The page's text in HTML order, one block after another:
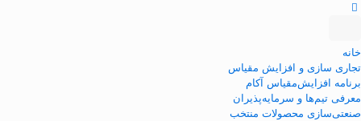
خانه
تجاری سازی و افزایش مقیاس
برنامه افزایش‌مقیاس آکام
معرفی تیم‌ها و سرمایه‌پذیران
صنعتی‌سازی محصولات منتخب